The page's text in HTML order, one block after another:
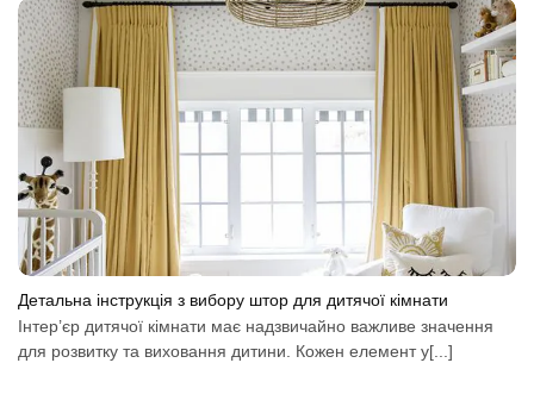
Детальна інструкція з вибору штор для дитячої кімнати
Інтер’єр дитячої кімнати має надзвичайно важливе значення
для розвитку та виховання дитини. Кожен елемент у[...]